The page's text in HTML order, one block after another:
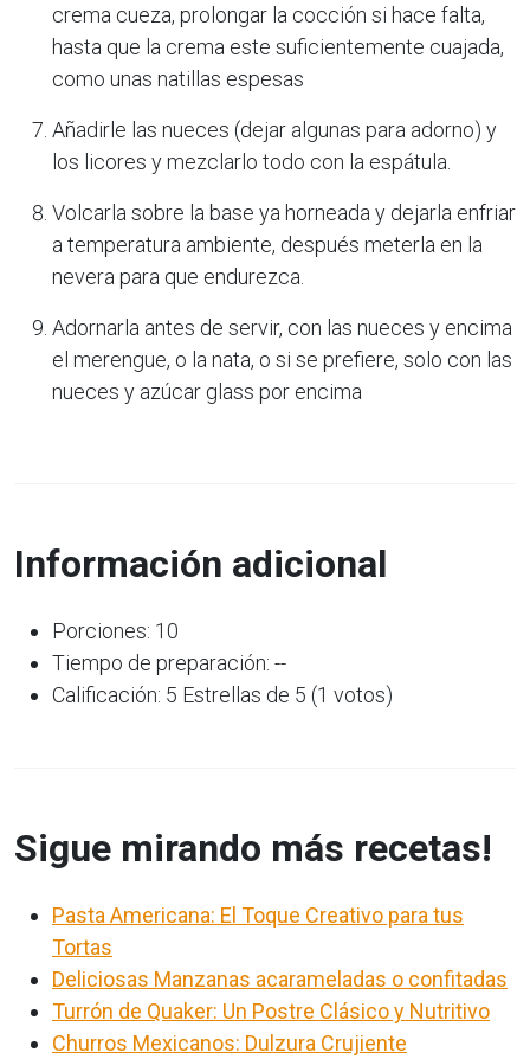
crema cueza, prolongar la cocción si hace falta,
hasta que la crema este suficientemente cuajada,
como unas natillas espesas
Añadirle las nueces (dejar algunas para adorno) y
los licores y mezclarlo todo con la espátula.
Volcarla sobre la base ya horneada y dejarla enfriar
a temperatura ambiente, después meterla en la
nevera para que endurezca.
Adornarla antes de servir, con las nueces y encima
el merengue, o la nata, o si se prefiere, solo con las
nueces y azúcar glass por encima
Información adicional
Porciones: 10
Tiempo de preparación: --
Calificación: 5 Estrellas de 5 (1 votos)
Sigue mirando más recetas!
Pasta Americana: El Toque Creativo para tus
Tortas
Deliciosas Manzanas acarameladas o confitadas
Turrón de Quaker: Un Postre Clásico y Nutritivo
Churros Mexicanos: Dulzura Crujiente